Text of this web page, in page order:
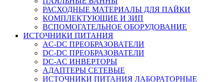
РАСХОДНЫЕ МАТЕРИАЛЫ ДЛЯ ПАЙКИ
КОМПЛЕКТУЮЩИЕ И ЗИП
ВСПОМОГАТЕЛЬНОЕ ОБОРУДОВАНИЕ
ИСТОЧНИКИ ПИТАНИЯ
AC-DC ПРЕОБРАЗОВАТЕЛИ
DC-DC ПРЕОБРАЗОВАТЕЛИ
DC-AC ИНВЕРТОРЫ
АДАПТЕРЫ СЕТЕВЫЕ
ИСТОЧНИКИ ПИТАНИЯ ЛАБОРАТОРНЫЕ